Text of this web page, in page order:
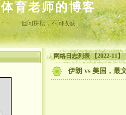
体育老师的博客
但问耕耘，不问收获
网络日志列表 【2022-11】
伊朗 vs 美国，最